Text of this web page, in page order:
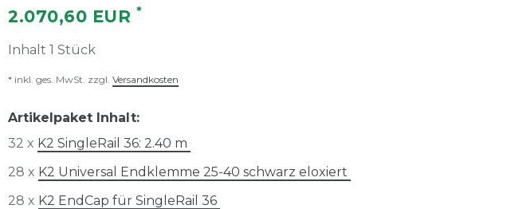
2.070,60 EUR *
Inhalt 1 Stück
* inkl. ges. MwSt. zzgl. Versandkosten
Artikelpaket Inhalt:
32 x K2 SingleRail 36: 2.40 m
28 x K2 Universal Endklemme 25-40 schwarz eloxiert
28 x K2 EndCap für SingleRail 36